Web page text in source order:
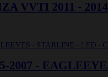
VVTI 2011 -
2007 -